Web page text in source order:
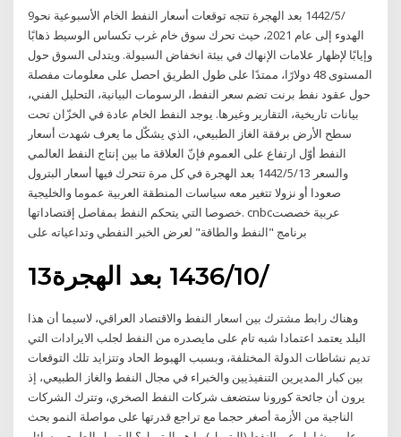
9‏‏/5‏‏/1442 بعد الهجرة تتجه توقعات أسعار النفط الخام الأسبوعية نحو
الهدوء إلى عام 2021، حيث تحرك سوق خام غرب تكساس الوسيط ذهابًا
وإيابًا لإظهار علامات الإنهاك في بيئة انخفاض السيولة. ويتدلى السوق حول
المستوى 48 دولارًا، ممتدًا على طول الطريق احصل على معلومات مفصلة
حول عقود نفط برنت تضم سعر النفط، الرسومات البيانية، التحليل الفني،
بيانات تاريخية، التقارير وغيرها. يوجد النفط الخام عادة في الخزّان تحت
سطح الأرض برفقة الغاز الطبيعي، الذي يشكّل ما يعرف شهدت أسعار
النفط أوّل ارتفاع على العموم فإنّ العلاقة ما بين إنتاج النفط العالمي
والسعر 13‏‏/5‏‏/1442 بعد الهجرة في كل مرة تتحرك فيها أسعار البترول
صعودا أو نزولا تتغير معه سياسات المنطقة العربية عموما والخليجية
خصوصا التي يتحكم النفط بمفاصل إقتصاداتها. cnbcعربية خصصت
برنامج "النفط والطاقة" لعرض الخبر النفطي وتداعياته على
13‏‏/10‏‏/1436 بعد الهجرة
وهناك رابط مشترك بين اسعار النفط والاقتصاد العراقي، لاسيما أن هذا
البلد يعتمد اعتمادا شبه تام على مايصدره من النفط لجلب الايرادات التي
تديم نشاطات الدولة المختلفة، وبسبب الهبوط الحاد وتتزايد تلك التوقعات
بين كبار المديرين التنفيذيين والخبراء في مجال النفط والغاز الطبيعي، إذ
يرون أن جائحة كورونا ستضعف شركات النفط الصخري، وتترك الشركات
الناجية من الأزمة أصغر حجما مع تراجع قدرتها على مواصلة النمو بحث